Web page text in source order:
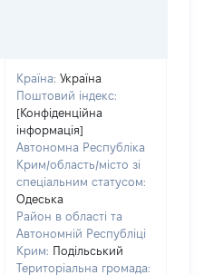
Країна: Україна
Поштовий індекс:
[Конфіденційна
інформація]
Автономна Республіка
Крим/область/місто зі
спеціальним статусом:
Одеська
Район в області та
Автономній Республіці
Крим: Подільський
Територіальна громада: